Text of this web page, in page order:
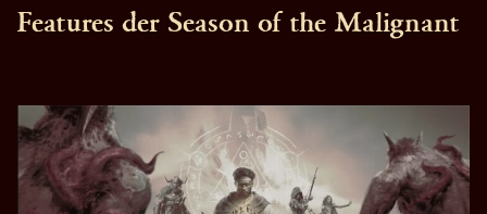
Features der Season of the Malignant